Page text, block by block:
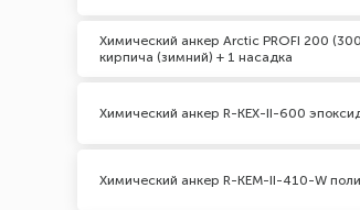
Химический анкер Arctic PROFI 200
кирпича (зимний) + 1 насадка
Химический анкер R-KEX-II-600
Химический анкер R-KEM-II-410-W